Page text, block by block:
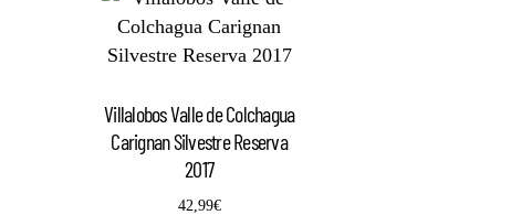
Villalobos Valle de Colchagua
Carignan Silvestre Reserva
2017
42,99€